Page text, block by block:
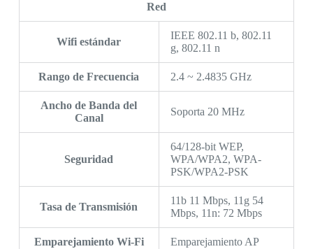
Red
Wifi estándar
IEEE 802.11 b, 802.11
g, 802.11 n
Rango de Frecuencia 2.4 ~ 2.4835 GHz
Ancho de Banda del
Canal
Soporta 20 MHz
Seguridad
64/128-bit WEP,
WPA/WPA2, WPA-
PSK/WPA2-PSK
Tasa de Transmisión
11b 11 Mbps, 11g 54
Mbps, 11n: 72 Mbps
Emparejamiento Wi-Fi Emparejamiento AP